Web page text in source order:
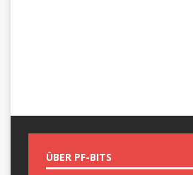
ÜBER PF-BITS